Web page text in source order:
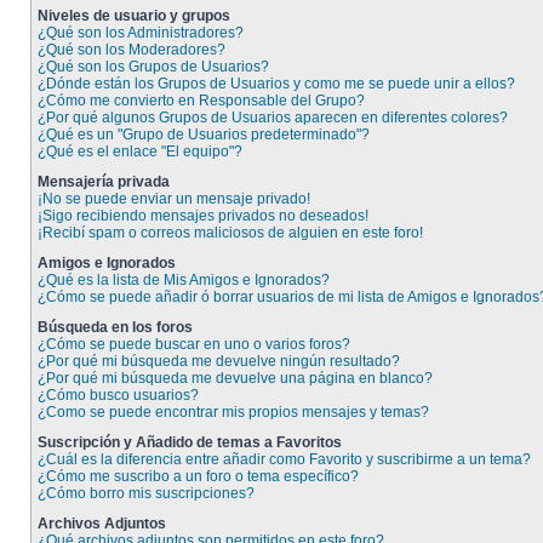
Niveles de usuario y grupos
¿Qué son los Administradores?
¿Qué son los Moderadores?
¿Qué son los Grupos de Usuarios?
¿Dónde están los Grupos de Usuarios y como me se puede unir a ellos?
¿Cómo me convierto en Responsable del Grupo?
¿Por qué algunos Grupos de Usuarios aparecen en diferentes colores?
¿Qué es un "Grupo de Usuarios predeterminado"?
¿Qué es el enlace "El equipo"?
Mensajería privada
¡No se puede enviar un mensaje privado!
¡Sigo recibiendo mensajes privados no deseados!
¡Recibí spam o correos maliciosos de alguien en este foro!
Amigos e Ignorados
¿Qué es la lista de Mis Amigos e Ignorados?
¿Cómo se puede añadir ó borrar usuarios de mi lista de Amigos e
Búsqueda en los foros
¿Cómo se puede buscar en uno o varios foros?
¿Por qué mi búsqueda me devuelve ningún resultado?
¿Por qué mi búsqueda me devuelve una página en blanco?
¿Cómo busco usuarios?
¿Como se puede encontrar mis propios mensajes y temas?
Suscripción y Añadido de temas a Favoritos
¿Cuál es la diferencia entre añadir como Favorito y suscribirme a un tema?
¿Cómo me suscribo a un foro o tema específico?
¿Cómo borro mis suscripciones?
Archivos Adjuntos